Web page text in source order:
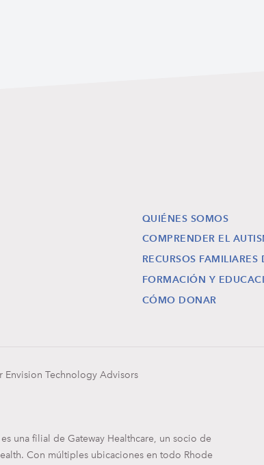
QUIÉNES SOMOS
COMPRENDER EL
RECURSOS
FORMACIÓN Y
CÓMO DONAR
Envision Technology Advisors
una filial de Gateway Healthcare, un socio de
Con múltiples ubicaciones en todo Rhode